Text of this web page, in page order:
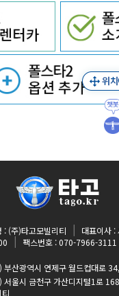
: (주)타고모빌리티
대표이사 :
팩스번호 : 070-7966-3111
산광역시 연제구 월드컵대로
울시 금천구 가산디지털1로